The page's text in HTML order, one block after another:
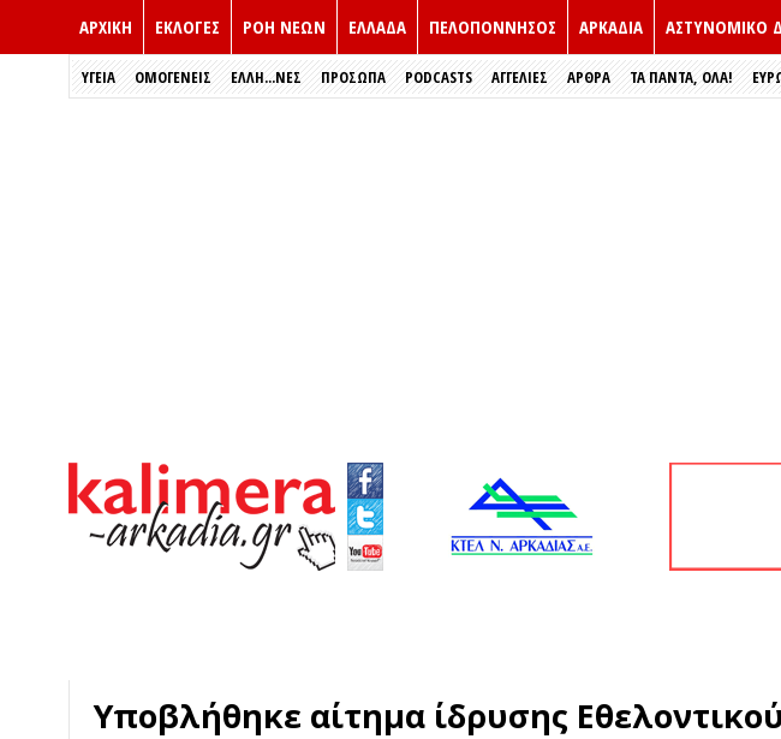
ΑΡΧΙΚΗ ΕΚΛΟΓΈΣ ΡΟΗ ΝΕΩΝ ΕΛΛΑΔΑ ΠΕΛΟΠΟΝΝΗΣΟΣ ΑΡΚΑΔΙΑ ΑΣΤΥΝΟΜΙΚΟ
ΥΓΕΙΑ ΟΜΟΓΕΝΕΙΣ ΈΛΛΗ...ΝΕΣ ΠΡΌΣΩΠΑ PODCASTS ΑΓΓΕΛΙΕΣ ΑΡΘΡΑ ΤΑ ΠΑΝΤΑ, ΟΛΑ!
Υποβλήθηκε αίτημα ίδρυσης Εθελοντικού